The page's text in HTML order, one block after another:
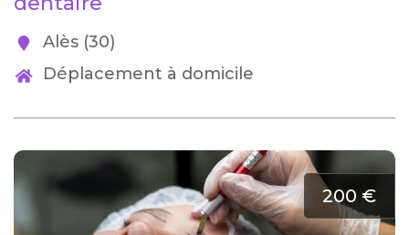
Alès (30)
Déplacement à domicile
200 €